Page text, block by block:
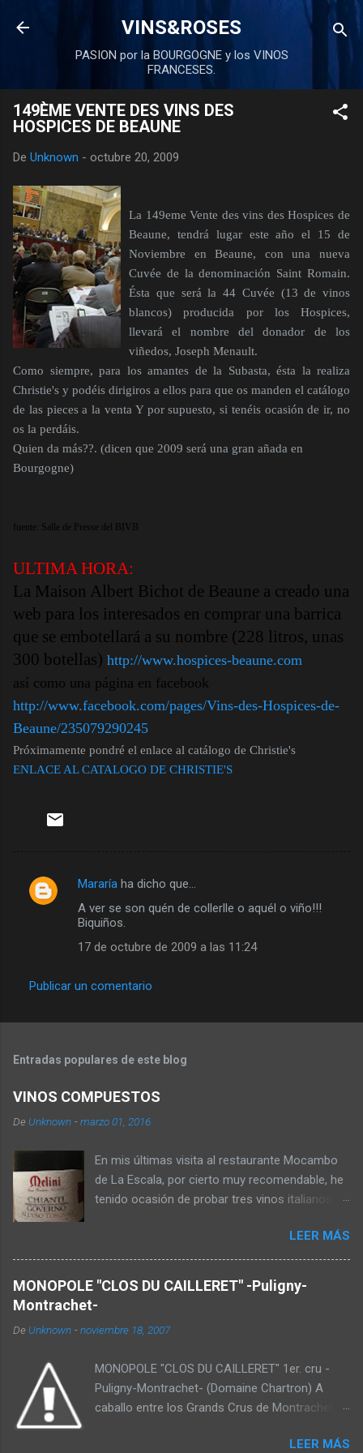
Ir al contenido principal
VINS&ROSES
PASION por la BOURGOGNE y los VINOS
FRANCESES.
149ÈME VENTE DES VINS DES
HOSPICES DE BEAUNE
De Unknown - octubre 20, 2009
La 149eme Vente des vins des Hospices de
Beaune, tendrá lugar este año el 15 de
Noviembre en Beaune, con una nueva
Cuvée de la denominación Saint Romain.
Ésta que será la 44 Cuvée (13 de vinos
blancos) producida por los Hospices,
llevará el nombre del donador de los
viñedos, Joseph Menault.
Como siempre, para los amantes de la Subasta, ésta la realiza
Christie's y podéis dirigiros a ellos para que os manden el catálogo
de las pieces a la venta Y por supuesto, si tenéis ocasión de ir, no
os la perdáis.
Quien da más??. (dicen que 2009 será una gran añada en
Bourgogne)
fuente: Salle de Presse del BIVB
ULTIMA HORA:
La Maison Albert Bichot de Beaune a creado una
web para los interesados en comprar una barrica
que se embotellará a su nombre (228 litros, unas
300 botellas) http://www.hospices-beaune.com
así como una página en facebook
http://www.facebook.com/pages/Vins-des-Hospices-de-
Beaune/235079290245
Próximamente pondré el enlace al catálogo de Christie's
ENLACE AL CATALOGO DE CHRISTIE'S
C
n
o
s
Mararía ha dicho que…
A ver se son quén de collerlle o aquél o viño!!!
Biquiños.
17 de octubre de 2009 a las 11:24
Publicar un comentario
Entradas populares de este blog
VINOS COMPUESTOS
De Unknown -marzo 01, 2016
En mis últimas visita al restaurante Mocambo
de La Escala, por cierto muy recomendable, he
tenido ocasión de probar tres vinos italianos
tres formas distintas, consiste en mejorar o
enriquecer vinos de uvas menos nobles o más
sencillos con lías de otras uvas ya
fermentadas o pasificadas. El primer ejemplo
elaborado con las uvas Corvina Rondinella y
las uvas secas que se usan para el famosísimo
Amarone. El segundo ejemplo es el "governo" al
uso toscano. Elaborado con la uva Sangiovese,
LEER MÁS
MONOPOLE "CLOS DU CAILLERET" -Puligny-
Montrachet-
De Unknown -noviembre 18, 2007
MONOPOLE "CLOS DU CAILLERET" 1er. cru -
Puligny-Montrachet- (Domaine Chartron) A
caballo entre los Grands Crus de Montrachet y
Monopole de la familia Jean Chartron desde
LEER MÁS